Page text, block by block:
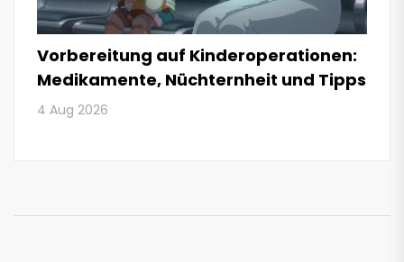
Vorbereitung auf Kinderoperationen:
Medikamente, Nüchternheit und Tipps
4 Aug 2026